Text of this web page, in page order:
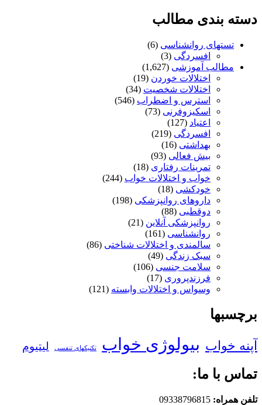
دسته بندی مطالب
تستهای روانشناسی (6)
افسردگی (3)
مطالب آموزشی (1,627)
اختلالات خوردن (19)
اختلالات شخصیت (34)
استرس و اضطراب (546)
اسکیزوفرنی (73)
اعتیاد (127)
افسردگی (219)
بهداشتی (16)
بیش فعالی (93)
تمرینات رفتاری (18)
خواب و اختلالات خواب (244)
خودکشی (18)
داروهای روانپزشکی (198)
دوقطبی (88)
روانپزشکی آنلاین (21)
روانشناسی (161)
سالمندی و اختلالات شناختی (86)
سبک زندگی (49)
سلامت جنسی (106)
فرزندپروری (17)
وسواس و اختلالات وابسته (121)
برچسبها
آپنه خواب بیولوژی خواب تکنیکهای تنفسی لیتیوم
تماس با ما:
تلفن همراه: 09338796815